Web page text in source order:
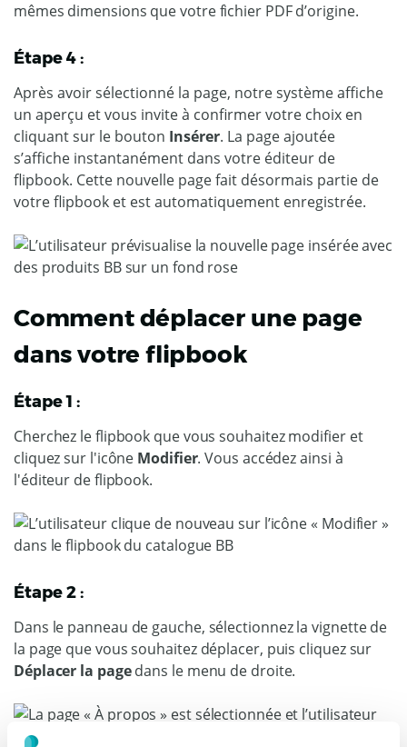
mêmes dimensions que votre fichier PDF d’origine.
Étape 4 :
Après avoir sélectionné la page, notre système affiche
un aperçu et vous invite à confirmer votre choix en
cliquant sur le bouton Insérer. La page ajoutée
s’affiche instantanément dans votre éditeur de
flipbook. Cette nouvelle page fait désormais partie de
votre flipbook et est automatiquement enregistrée.
Comment déplacer une page
dans votre flipbook
Étape 1 :
Cherchez le flipbook que vous souhaitez modifier et
cliquez sur l'icône Modifier. Vous accédez ainsi à
l'éditeur de flipbook.
Étape 2 :
Dans le panneau de gauche, sélectionnez la vignette de
la page que vous souhaitez déplacer, puis cliquez sur
Déplacer la pagedans le menu de droite.